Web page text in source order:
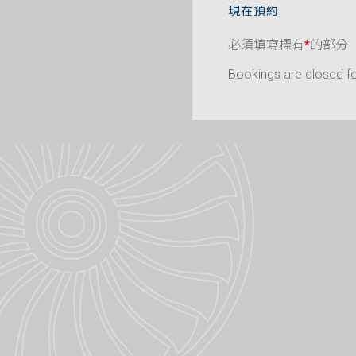
現在預約
必須填寫標有*的部分
Bookings are closed